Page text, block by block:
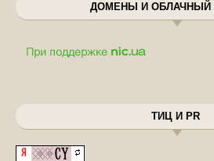
ДОМЕНЫ И ОБЛАЧНЫЙ
ТИЦ И PR